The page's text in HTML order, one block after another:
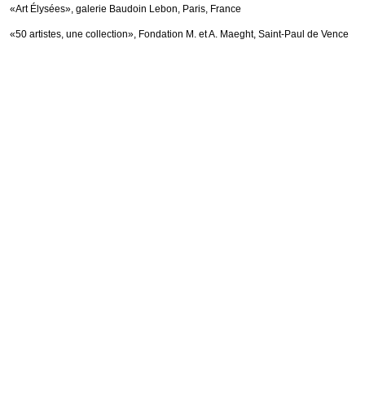
«Art Élysées», galerie Baudoin Lebon, Paris, France
«50 artistes, une collection», Fondation M. et A. Maeght, Saint-Paul de Vence